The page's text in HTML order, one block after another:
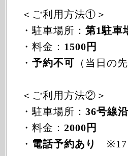
＜ご利用方法①＞
・駐車場所： 第1駐車
・料金： 1500円
・ 予約不可 （当日の
＜ご利用方法②＞
・駐車場所： 36号線
・料金： 2000円
・ 電話予約あり ※17